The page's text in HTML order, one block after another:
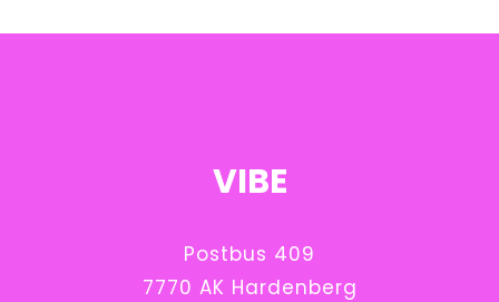
VIBE
Postbus 409
7770 AK Hardenberg